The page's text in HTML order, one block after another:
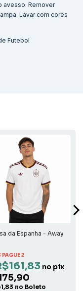
avesso. Remover
Lavar com cores
Futebol
da Espanha - Away
PAGUE 2
no pix
no Boleto